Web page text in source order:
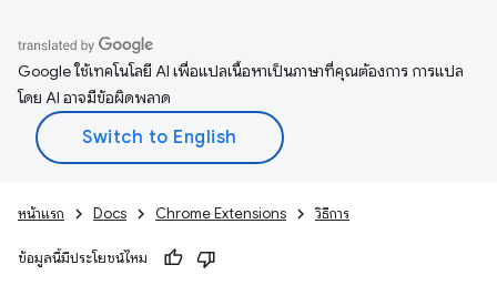
Google ใช้เทคโนโลยี AI เพื่อแปลเนื้อหาเป็นภาษาที่คุณต้องการ การแปล
โดย AI อาจมีข้อผิดพลาด
หน้าแรก Docs Chrome Extensions วิธีการ
ข้อมูลนี้มีประโยชน์ไหม